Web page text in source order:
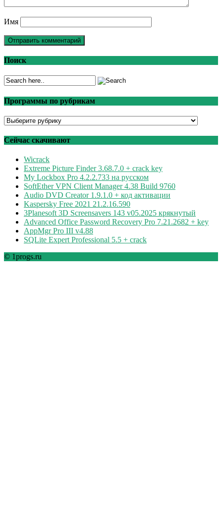
Имя
Поиск
Программы по рубрикам
Программы
рубрикам
Сейчас скачивают
Wicrack
Extreme Picture Finder 3.68.7.0 + crack key
My Lockbox Pro 4.2.2.733 на русском
SoftEther VPN Client Manager 4.38 Build 9760
Audio DVD Creator 1.9.1.0 + код активации
Kaspersky Free 2021 21.2.16.590
3Planesoft 3D Screensavers 143 v05.2025 крякнутый
Advanced Office Password Recovery Pro 7.21.2682 + key
AppMgr Pro III v4.88
SQLite Expert Professional 5.5 + crack
© 1progs.ru